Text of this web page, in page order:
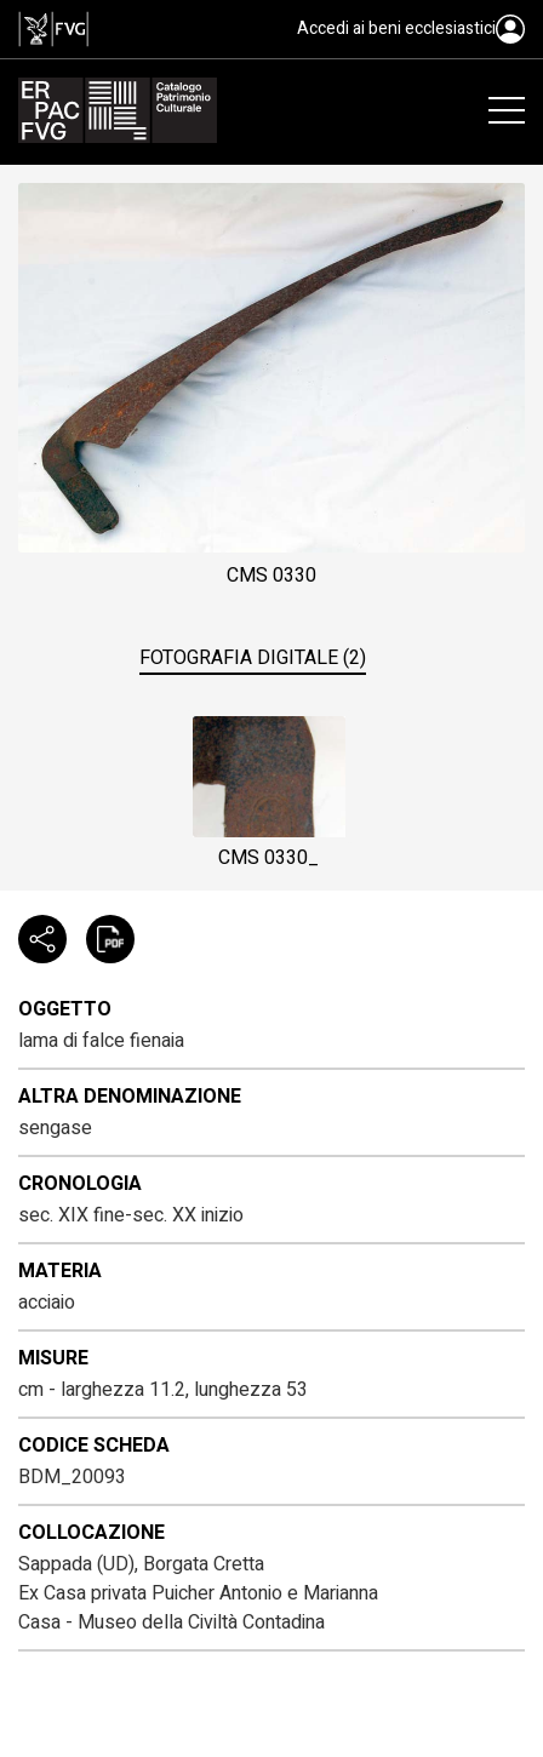
lama di falce fienaia, sengase
Accedi ai beni ecclesiastici
CMS 0330
FOTOGRAFIA DIGITALE (2)
CMS 0330_
OGGETTO
lama di falce fienaia
ALTRA DENOMINAZIONE
sengase
CRONOLOGIA
sec. XIX fine-sec. XX inizio
MATERIA
acciaio
MISURE
cm - larghezza 11.2, lunghezza 53
CODICE SCHEDA
BDM_20093
COLLOCAZIONE
Sappada (UD), Borgata Cretta
Ex Casa privata Puicher Antonio e Marianna
Casa - Museo della Civiltà Contadina